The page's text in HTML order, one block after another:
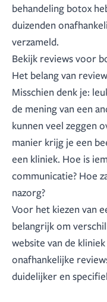
behandeling botox
duizenden
verzameld.
Bekijk reviews voor
Het belang van
Misschien denk je:
de mening van een
kunnen veel zeggen
manier krijg je een
een kliniek. Hoe is
communicatie? Hoe
nazorg?
Voor het kiezen van
belangrijk om
website van de
onafhankelijke
duidelijker en